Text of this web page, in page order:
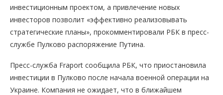
инвестиционным проектом, а привлечение новых
инвесторов позволит «эффективно реализовывать
стратегические планы», прокомментировали РБК в пресс-
службе Пулково распоряжение Путина.
Пресс-служба Fraport сообщила РБК, что приостановила
инвестиции в Пулково после начала военной операции на
Украине. Компания не ожидает, что в ближайшем